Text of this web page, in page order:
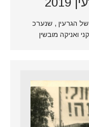
הגרעין , שנערכ
ואניקה מובשין